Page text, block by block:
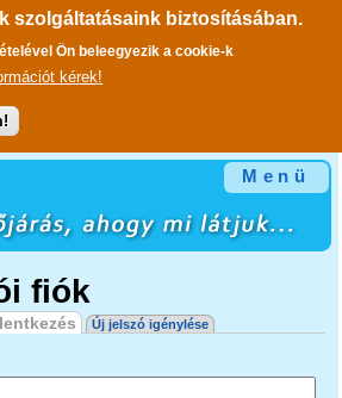
szolgáltatásaink biztosításában.
Ön beleegyezik a cookie-k
kérek!
Menü
fiók
(aktív fül)
Új jelszó igénylése